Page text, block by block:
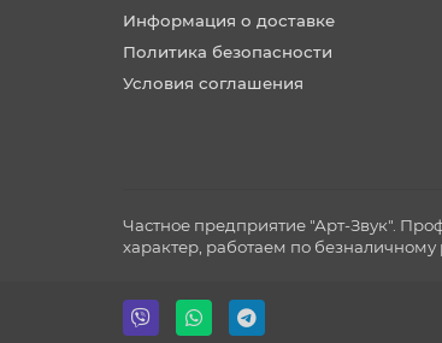
Информация о доставке
Политика безопасности
Условия соглашения
Частное предприятие "Арт-Звук".
характер, работаем по безналичному